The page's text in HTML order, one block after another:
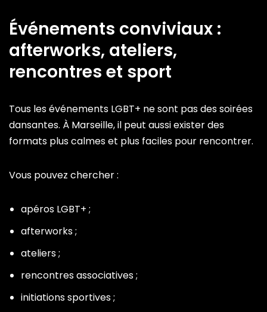
Événements conviviaux :
afterworks, ateliers,
rencontres et sport
Tous les événements LGBT+ ne sont pas des soirées
dansantes. À Marseille, il peut aussi exister des
formats plus calmes et plus faciles pour rencontrer.
Vous pouvez chercher :
apéros LGBT+ ;
afterworks ;
ateliers ;
rencontres associatives ;
initiations sportives ;